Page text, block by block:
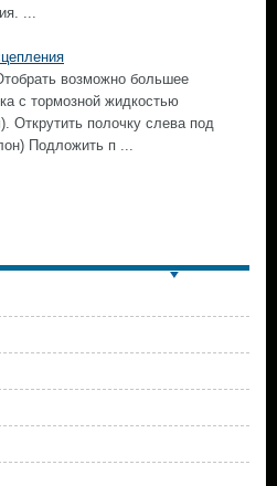
...
возможно большее
с тормозной жидкостью
Открутить полочку слева под
Подложить п ...